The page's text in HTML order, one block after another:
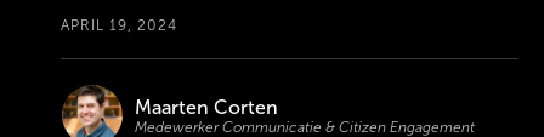
APRIL 19, 2024
Maarten Corten
Medewerker Communicatie & Citizen Engagement